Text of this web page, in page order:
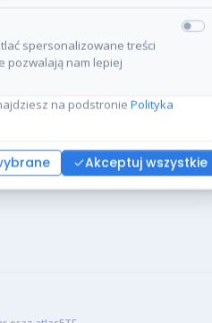
spersonalizowane treści
pozwalają nam lepiej
na podstronie Polityka
Akceptuj wszystkie